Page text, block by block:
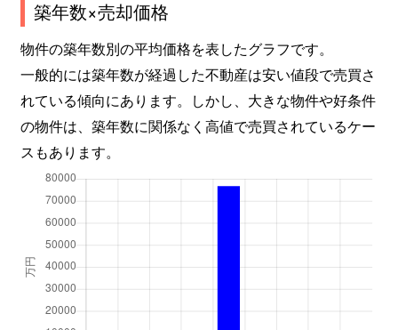
築年数×売却価格
物件の築年数別の平均価格を表したグラフです。
一般的には築年数が経過した不動産は安い値段で売買さ
れている傾向にあります。しかし、大きな物件や好条件
の物件は、築年数に関係なく高値で売買されているケー
スもあります。